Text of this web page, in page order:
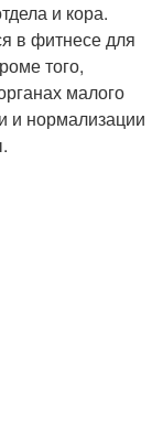
и кора.
в фитнесе для
того,
малого
и нормализации